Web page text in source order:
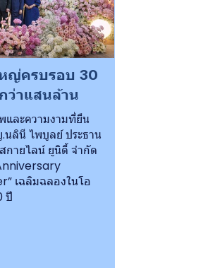
ญ่ครบรอบ 30
ว่าแสนล้าน
ละความงามที่ยืน
ลินี ไพบูลย์ ประธาน
กายไลน์ ยูนิตี้ จำกัด
เฉลิมฉลองในโอ
ปี